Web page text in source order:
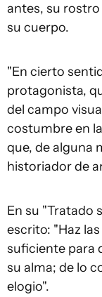
antes, su
su cuerpo.
"En cierto
protagonista,
del campo
costumbre en
que, de alguna
historiador de
En su "Tratado
escrito: "Haz
suficiente para
su alma; de lo
elogio".